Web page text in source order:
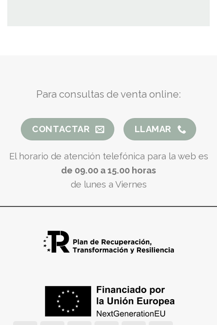
Para consultas de venta online:
CONTACTAR LLAMAR
El horario de atención telefónica para la web es
de 09.00 a 15.00 horas
de lunes a Viernes